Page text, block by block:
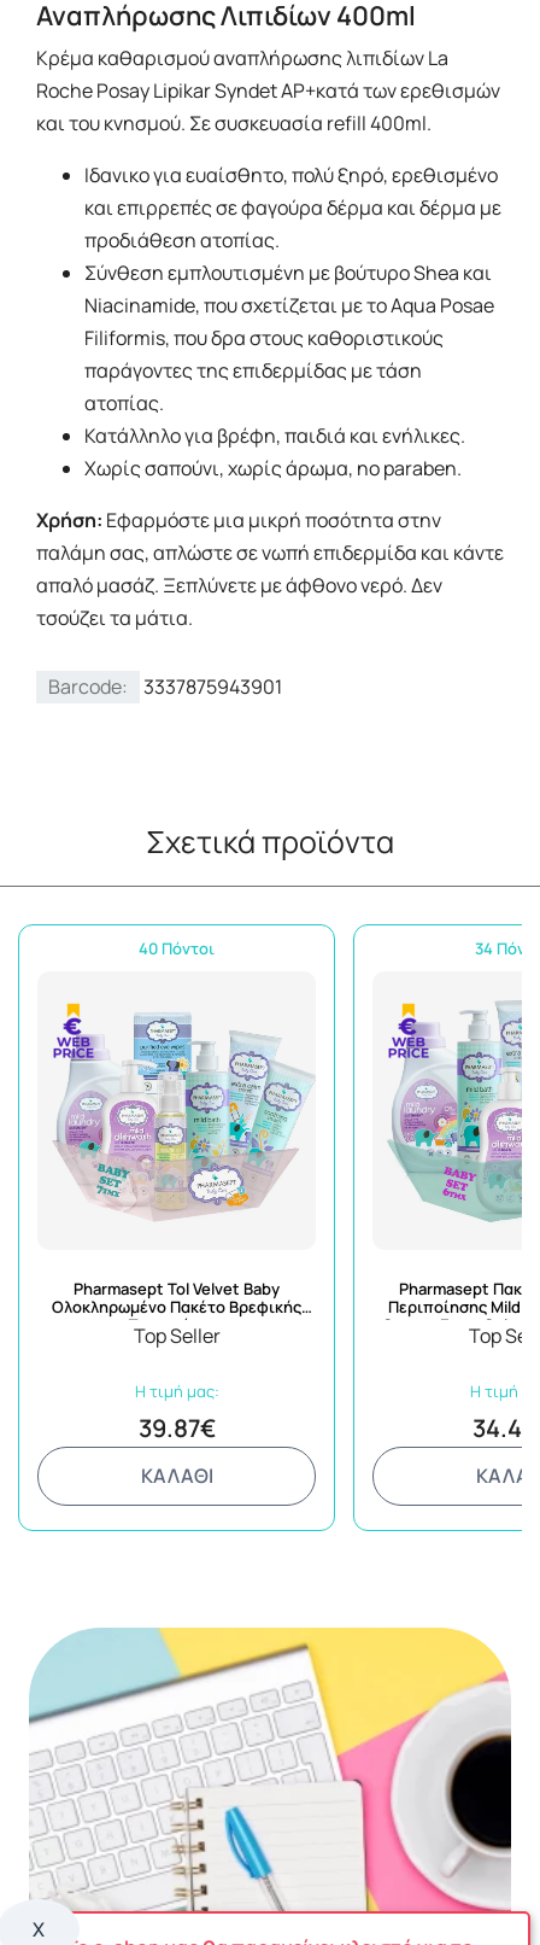
Αναπλήρωσης Λιπιδίων 400ml
Κρέμα καθαρισμού αναπλήρωσης λιπιδίων La
Roche Posay Lipikar Syndet AP+κατά των ερεθισμών
και του κνησμού. Σε συσκευασία refill 400ml.
Ιδανικο για ευαίσθητο, πολύ ξηρό, ερεθισμένο
και επιρρεπές σε φαγούρα δέρμα και δέρμα με
προδιάθεση ατοπίας.
Σύνθεση εμπλουτισμένη με βούτυρο Shea και
Niacinamide, που σχετίζεται με το Aqua Posae
Filiformis, που δρα στους καθοριστικούς
παράγοντες της επιδερμίδας με τάση
ατοπίας.
Κατάλληλο για βρέφη, παιδιά και ενήλικες.
Χωρίς σαπούνι, χωρίς άρωμα, no paraben.
Χρήση: Εφαρμόστε μια μικρή ποσότητα στην
παλάμη σας, απλώστε σε νωπή επιδερμίδα και κάντε
απαλό μασάζ. Ξεπλύνετε με άφθονο νερό. Δεν
τσούζει τα μάτια.
Barcode: 3337875943901
Σχετικά προϊόντα
40 Πόντοι
Pharmasept Tol Velvet Baby
Ολοκληρωμένο Πακέτο Βρεφικής
Περιποίησης
Top Seller
Η τιμή μας:
39.87€
ΚΑΛΑΘΙ
34
Pharmasept
Περιποίησης Mild
Cream+Extra Calm
Top
Η τιμή
X